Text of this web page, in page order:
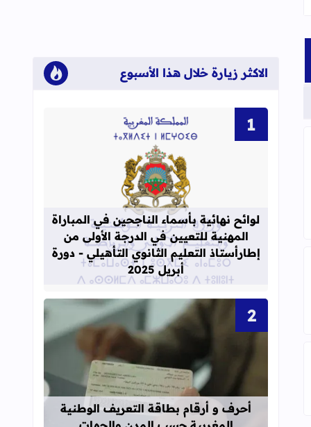
ابتدائي 2023
نسخة 2023
الاكثر زيارة خلال هذا الأسبوع
قراءة المزيد عن لوائح نهائية بأسماء
لوائح نهائية بأسماء الناجحين في المباراة
المهنية للتعيين في الدرجة الأولى من
إطارأستاذ التعليم الثانوي التأهيلي - دورة
أبريل 2025
قراءة المزيد عن أحرف و أرقام
أحرف و أرقام بطاقة التعريف الوطنية